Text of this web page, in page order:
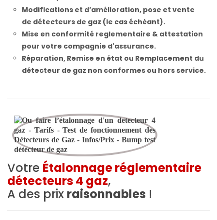
Modifications et d’amélioration, pose et vente
de détecteurs de gaz (le cas échéant).
Mise en conformité reglementaire & attestation
pour votre compagnie d'assurance.
Réparation, Remise en état ou Remplacement du
détecteur de gaz non conformes ou hors service.
Votre Étalonnage réglementaire
détecteurs 4 gaz,
A des prix raisonnables !